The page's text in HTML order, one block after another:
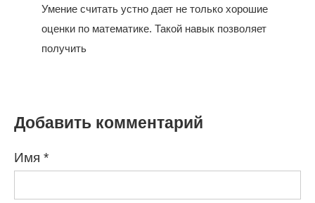
Умение считать устно дает не только хорошие
оценки по математике. Такой навык позволяет
получить
Добавить комментарий
Имя *